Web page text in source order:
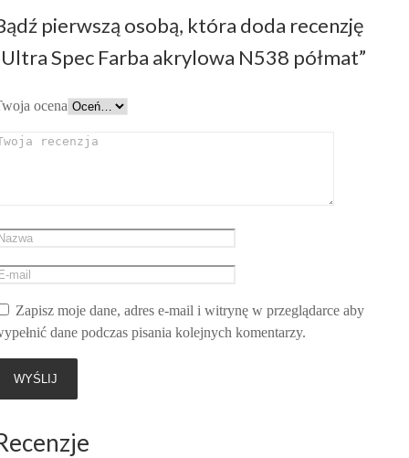
pierwszą osobą, która doda recenzję
Spec Farba akrylowa N538 półmat”
ocena
Zapisz moje dane, adres e-mail i witrynę w przeglądarce aby
dane podczas pisania kolejnych komentarzy.